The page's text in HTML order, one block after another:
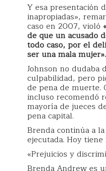
Y esa presentación
inapropiadas»,
caso en 2007, violó
de que un acusado
todo caso, por el
ser una mala mujer».
Johnson no dudaba
culpabilidad, pero
de pena de muerte.
incluso recomendó
mayoría de jueces
pena capital.
Brenda continúa a
ejecutada. Hoy tiene
«Prejuicios y